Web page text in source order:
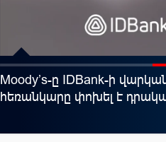
Moody’s-ը IDBank-ի
հեռանկարը փոխել է